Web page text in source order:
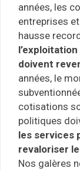
années, les
entreprises
hausse
doivent
années, le
cotisations
politiques
les services
revaloriser
Nos galères